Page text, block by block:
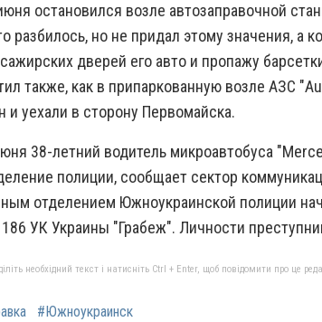
остановился возле автозаправочной
разбилось, но не придал этому значения, а
дверей его авто и пропажу
также, как в припаркованную возле АЗС
уехали в сторону Первомайска.
38-летний водитель микроавтобуса
полиции, сообщает сектор
отделением Южноукраинской полиции
УК Украины "Грабеж". Личности
необхідний текст і натисніть Ctrl + Enter, щоб повідомити про це
#Южноукраинск